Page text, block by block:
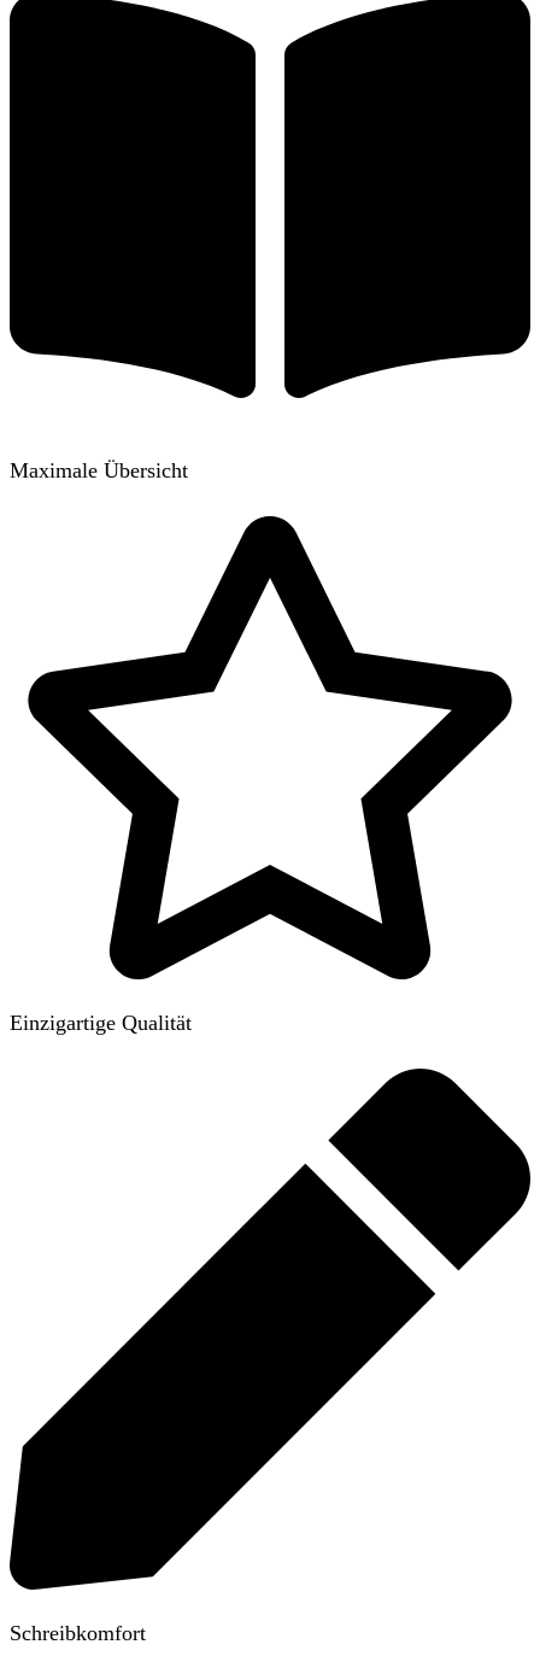
Maximale Übersicht
Einzigartige Qualität
Schreibkomfort